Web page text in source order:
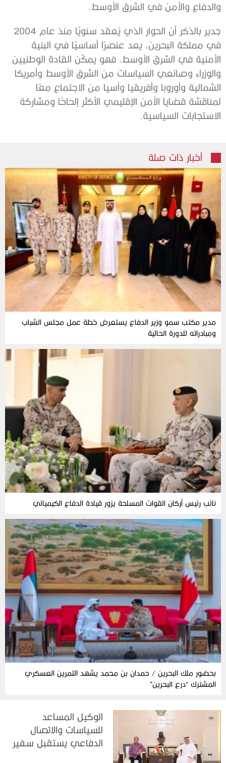
والدفاع والأمن في الشرق الأوسط.
جدير بالذكر أن الحوار الذي يُعقد سنويًا منذ عام 2004
في مملكة البحرين، يعد عنصرًا أساسيًا في البنية
الأمنية في الشرق الأوسط. فهو يمكّن القادة الوطنيين
والوزراء وصانعي السياسات من الشرق الأوسط وأمريكا
الشمالية وأوروبا وأفريقيا وآسيا من الاجتماع معًا
لمناقشة قضايا الأمن الإقليمي الأكثر إلحاحًا ومشاركة
الاستجابات السياسية.
أخبار ذات صلة
مدير مكتب سمو وزير الدفاع يستعرض خطة عمل مجلس الشباب
ومبادراته للدورة الحالية
نائب رئيس أركان القوات المسلحة يزور قيادة الدفاع الكيميائي
بحضور ملك البحرين / حمدان بن محمد يشهد التمرين العسكري
المشترك “درع البحرين”
الوكيل المساعد
للسياسات والاتصال
الدفاعي يستقبل سفير